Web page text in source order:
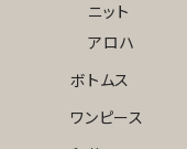
ニット
アロハ
ボトムス
ワンピース